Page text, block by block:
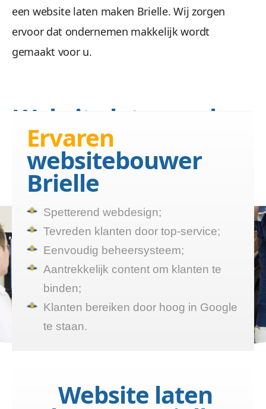
een website laten maken Brielle. Wij zorgen
ervoor dat ondernemen makkelijk wordt
gemaakt voor u.
Website laten maken
Brielle?
Wij maken een website die
functioneert
Ervaren
websitebouwer
Brielle
Spetterend webdesign;
Tevreden klanten door top-service;
Eenvoudig beheersysteem;
Aantrekkelijk content om klanten te
binden;
Klanten bereiken door hoog in Google
te staan.
Website laten